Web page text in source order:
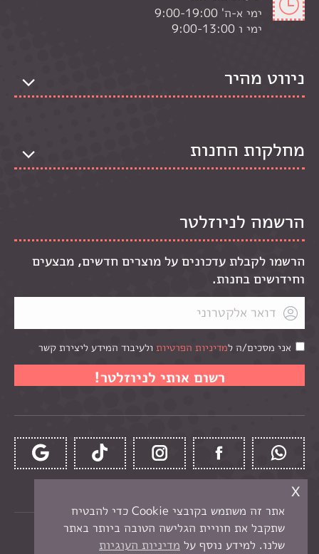
ימי א-ה' 9:00-19:00
ימי ו 9:00-13:00
ניווט מהיר
מחלקות החנות
הרשמה לניוזלטר
הרשמו לקבלת עדכונים על מוצרים חדשים, מבצעים
וחידושים בחנות.
אני מסכים/ה למדיניות הפרטיות ולעיבוד המידע ליצירת קשר
כל הזכויות שמורות לקרן -חנות יצירה בנתניה
אתר זה משתמש בקובצי Cookie כדי להבטיח
שתקבל את חוויית הגלישה הטובה ביותר באתר
שלנו. למידע נוסף על מדיניות העוגיות
x